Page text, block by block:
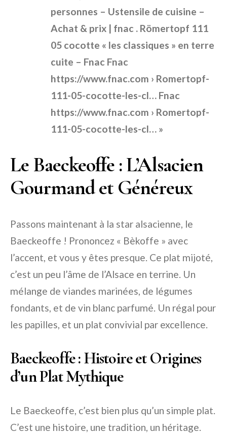
personnes – Ustensile de cuisine –
Achat & prix | fnac . Römertopf 111
05 cocotte « les classiques » en terre
cuite – Fnac Fnac
https://www.fnac.com › Romertopf-
111-05-cocotte-les-cl… Fnac
https://www.fnac.com › Romertopf-
111-05-cocotte-les-cl… »
Le Baeckeoffe : L’Alsacien
Gourmand et Généreux
Passons maintenant à la star alsacienne, le
Baeckeoffe ! Prononcez « Bèkoffe » avec
l’accent, et vous y êtes presque. Ce plat mijoté,
c’est un peu l’âme de l’Alsace en terrine. Un
mélange de viandes marinées, de légumes
fondants, et de vin blanc parfumé. Un régal pour
les papilles, et un plat convivial par excellence.
Baeckeoffe : Histoire et Origines
d’un Plat Mythique
Le Baeckeoffe, c’est bien plus qu’un simple plat.
C’est une histoire, une tradition, un héritage.